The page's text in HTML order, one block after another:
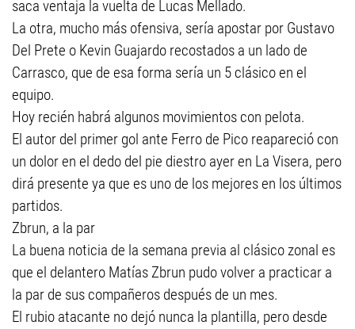
saca ventaja la vuelta de Lucas Mellado.
La otra, mucho más ofensiva, sería apostar por Gustavo
Del Prete o Kevin Guajardo recostados a un lado de
Carrasco, que de esa forma sería un 5 clásico en el
equipo.
Hoy recién habrá algunos movimientos con pelota.
El autor del primer gol ante Ferro de Pico reapareció con
un dolor en el dedo del pie diestro ayer en La Visera, pero
dirá presente ya que es uno de los mejores en los últimos
partidos.
Zbrun, a la par
La buena noticia de la semana previa al clásico zonal es
que el delantero Matías Zbrun pudo volver a practicar a
la par de sus compañeros después de un mes.
El rubio atacante no dejó nunca la plantilla, pero desde